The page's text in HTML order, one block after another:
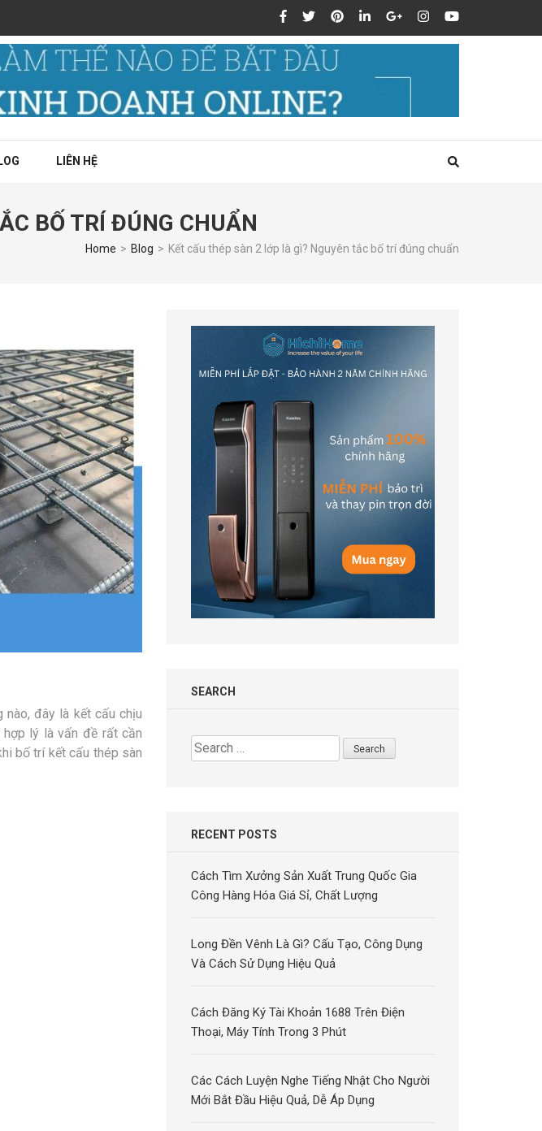
LIÊN HỆ
BỐ TRÍ ĐÚNG CHUẨN
Home > Blog > Kết cấu thép sàn 2 lớp là gì? Nguyên tắc bố trí đúng chuẩn
đây là kết cấu chịu
lý là vấn đề rất cần
bố trí kết cấu thép sàn
SEARCH
Search
for:
RECENT POSTS
Cách Tìm Xưởng Sản Xuất Trung Quốc Gia
Công Hàng Hóa Giá Sỉ, Chất Lượng
Long Đền Vênh Là Gì? Cấu Tạo, Công Dụng
Và Cách Sử Dụng Hiệu Quả
Cách Đăng Ký Tài Khoản 1688 Trên Điện
Thoại, Máy Tính Trong 3 Phút
Các Cách Luyện Nghe Tiếng Nhật Cho Người
Mới Bắt Đầu Hiệu Quả, Dễ Áp Dụng